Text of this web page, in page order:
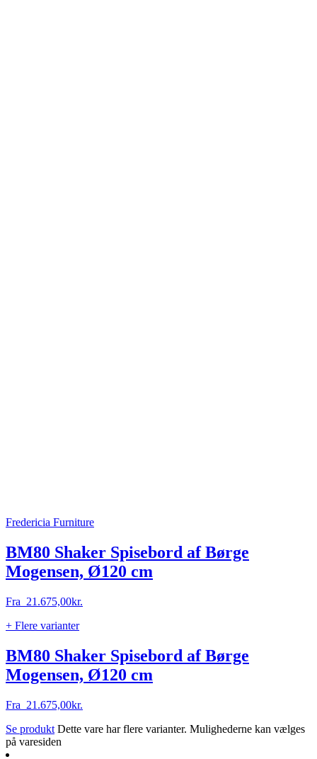
Fredericia Furniture
BM80 Shaker Spisebord af Børge
Mogensen, Ø120 cm
Fra 21.675,00kr.
+ Flere varianter
BM80 Shaker Spisebord af Børge
Mogensen, Ø120 cm
Fra 21.675,00kr.
Se produkt Dette vare har flere varianter. Mulighederne kan vælges
på varesiden